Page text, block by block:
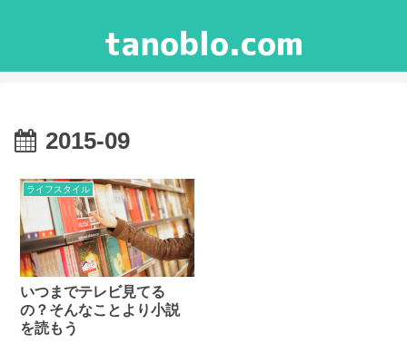
2015-09
ライフスタイル
いつまでテレビ見てる
の？そんなことより小説
を読もう